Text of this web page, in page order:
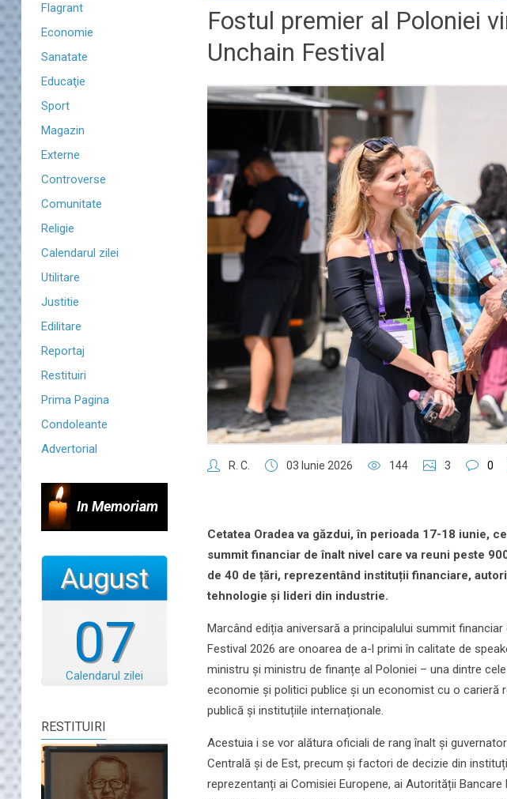
Flagrant
Economie
Sanatate
Educaţie
Sport
Magazin
Externe
Controverse
Comunitate
Religie
Calendarul zilei
Utilitare
Justitie
Edilitare
Reportaj
Restituiri
Prima Pagina
Condoleante
Advertorial
In Memoriam
07
August
Calendarul zilei
RESTITUIRI
Fostul premier al Poloniei
Unchain Festival
R. C. 03 Iunie 2026 144 3 0
Cetatea Oradea va găzdui,în perioada 17-18 iunie,
summit financiar deînalt nivel care va reuni peste
de 40 de țări, reprezentând instituții financiare,
tehnologie și lideri din industrie.
Marcând ediția aniversară a principalului summit financiar
Festival 2026 are onoarea de a-l primi în calitate de
ministru și ministru de finanțe al Poloniei – una dintre
economie și politici publice și un economist cu o carieră
publică și instituțiile internaționale.
Acestuia i se vor alătura oficiali de rang înalt și
Centrală și de Est, precum și factori de decizie din
reprezentanți ai Comisiei Europene, ai Autorității